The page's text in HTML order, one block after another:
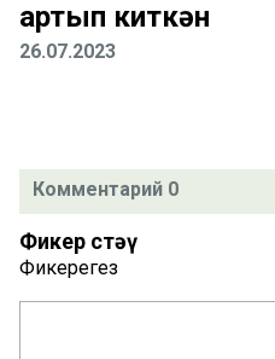
артып киткән
26.07.2023
Комментарий 0
Фикер өстәү
Фикерегез